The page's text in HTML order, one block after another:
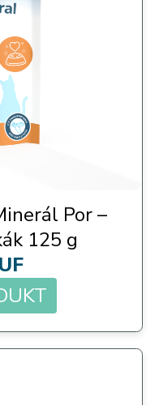
Por –
125 g